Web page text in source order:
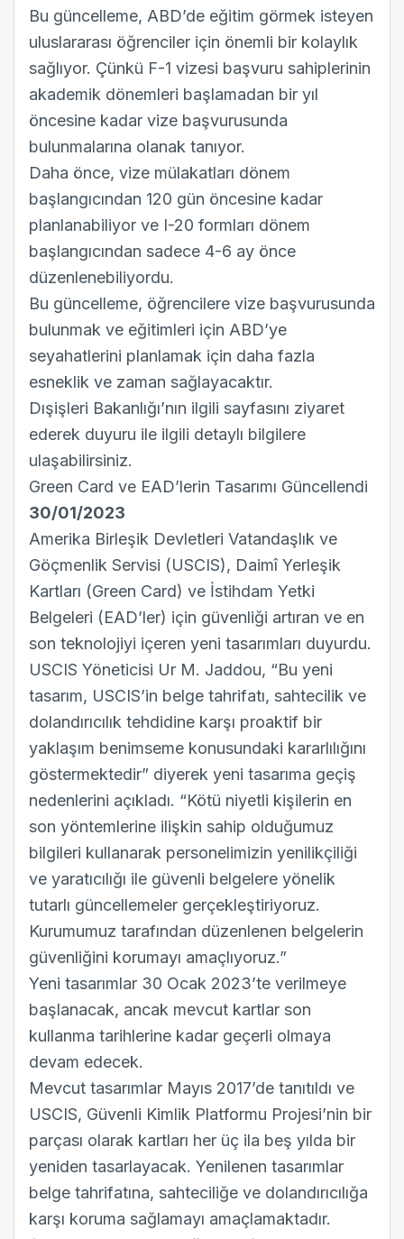
Bu güncelleme, ABD’de eğitim görmek isteyen
uluslararası öğrenciler için önemli bir kolaylık
sağlıyor. Çünkü F-1 vizesi başvuru sahiplerinin
akademik dönemleri başlamadan bir yıl
öncesine kadar vize başvurusunda
bulunmalarına olanak tanıyor.
Daha önce, vize mülakatları dönem
başlangıcından 120 gün öncesine kadar
planlanabiliyor ve I-20 formları dönem
başlangıcından sadece 4-6 ay önce
düzenlenebiliyordu.
Bu güncelleme, öğrencilere vize başvurusunda
bulunmak ve eğitimleri için ABD’ye
seyahatlerini planlamak için daha fazla
esneklik ve zaman sağlayacaktır.
Dışişleri Bakanlığı’nın ilgili sayfasını ziyaret
ederek duyuru ile ilgili detaylı bilgilere
ulaşabilirsiniz.
Green Card ve EAD’lerin Tasarımı Güncellendi
30/01/2023
Amerika Birleşik Devletleri Vatandaşlık ve
Göçmenlik Servisi (USCIS), Daimî Yerleşik
Kartları (Green Card) ve İstihdam Yetki
Belgeleri (EAD’ler) için güvenliği artıran ve en
son teknolojiyi içeren yeni tasarımları duyurdu.
USCIS Yöneticisi Ur M. Jaddou, “Bu yeni
tasarım, USCIS’in belge tahrifatı, sahtecilik ve
dolandırıcılık tehdidine karşı proaktif bir
yaklaşım benimseme konusundaki kararlılığını
göstermektedir” diyerek yeni tasarıma geçiş
nedenlerini açıkladı. “Kötü niyetli kişilerin en
son yöntemlerine ilişkin sahip olduğumuz
bilgileri kullanarak personelimizin yenilikçiliği
ve yaratıcılığı ile güvenli belgelere yönelik
tutarlı güncellemeler gerçekleştiriyoruz.
Kurumumuz tarafından düzenlenen belgelerin
güvenliğini korumayı amaçlıyoruz.”
Yeni tasarımlar 30 Ocak 2023’te verilmeye
başlanacak, ancak mevcut kartlar son
kullanma tarihlerine kadar geçerli olmaya
devam edecek.
Mevcut tasarımlar Mayıs 2017’de tanıtıldı ve
USCIS, Güvenli Kimlik Platformu Projesi’nin bir
parçası olarak kartları her üç ila beş yılda bir
yeniden tasarlayacak. Yenilenen tasarımlar
belge tahrifatına, sahteciliğe ve dolandırıcılığa
karşı koruma sağlamayı amaçlamaktadır.